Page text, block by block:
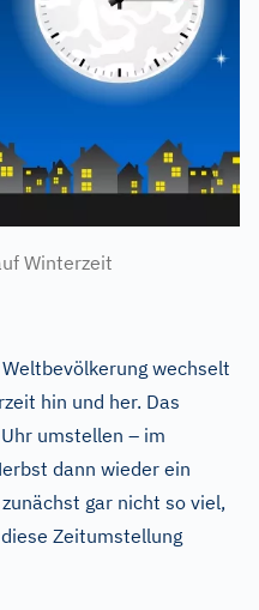
Winterzeit
wechselt
hin und her. Das
umstellen – im
dann wieder ein
gar nicht so viel,
Zeitumstellung